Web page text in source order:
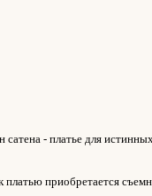
- платье для
приобретается